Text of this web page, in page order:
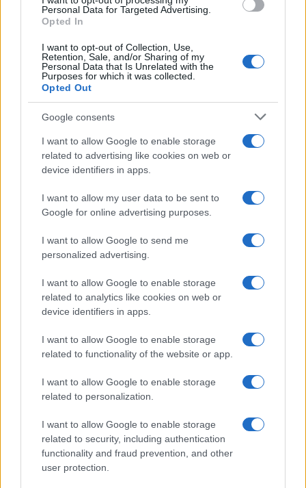
Personal Data for Targeted Advertising.
Opted In
I want to opt-out of Collection, Use,
Retention, Sale, and/or Sharing of my
Personal Data that Is Unrelated with the
Purposes for which it was collected.
Opted Out
Google consents
I want to allow Google to enable storage
related to advertising like cookies on web or
device identifiers in apps.
I want to allow my user data to be sent to
Google for online advertising purposes.
I want to allow Google to send me
personalized advertising.
I want to allow Google to enable storage
related to analytics like cookies on web or
device identifiers in apps.
I want to allow Google to enable storage
related to functionality of the website or app.
I want to allow Google to enable storage
related to personalization.
I want to allow Google to enable storage
related to security, including authentication
functionality and fraud prevention, and other
user protection.
commande pour leur élimination.
La lecture complète de cet article nécessite un
abonnement, avec encore 55,43% du contenu à découvrir.
AUTEUR